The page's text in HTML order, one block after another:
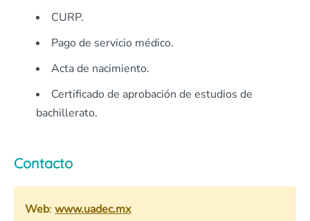
CURP.
Pago de servicio médico.
Acta de nacimiento.
Certificado de aprobación de estudios de
bachillerato.
Contacto
Web: www.uadec.mx